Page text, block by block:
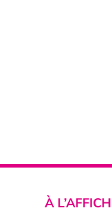
À